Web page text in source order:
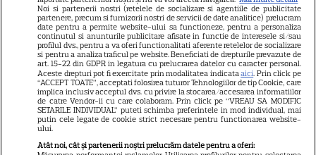
GSP
Știri mondene
Avantaje
Elle
Unica
Retete practice
Noi si partenerii nostri (retelele de socializare si agentiile de publicitate
partenere, precum si furnizorii nostri de servicii de date analitice) prelucram
date pentru a permite website-ului sa functioneze, pentru a personaliza
continutul si anunturile publicitare afisate in functie de interesele si/sau
profilul dvs., pentru a va oferi functionalitati aferente retelelor de socializare
si pentru a analiza traficul pe website. Beneficiati de drepturile prevazute de
art. 15-22 din GDPR in legatura cu prelucrarea datelor cu caracter personal.
Aceste drepturi pot fi exercitate prin modalitatea indicataaici. Prin click pe
“ACCEPT TOATE”, acceptati folosirea tuturor Tehnologiilor de tip Cookie, care
implica inclusiv acceptul dvs. cu privire la stocarea/accesarea informatiilor
de catre Vendor-ii cu care colaboram. Prin click pe “VREAU SA MODIFIC
SETARILE INDIVIDUAL” puteti schimba preferintele in mod individual, mai
putin cele legate de cookie strict necesare pentru functionarea website-
ului.
Atât noi, cât și partenerii noștri prelucrăm datele pentru a oferi: